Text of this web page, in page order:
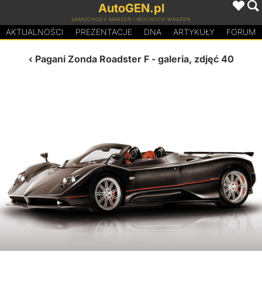
AutoGEN.pl
SAMOCHODY MARZEŃ I MOCNYCH WRAŻEŃ
AKTUALNOŚCI PREZENTACJE DNA ARTYKUŁY FORUM
Pagani Zonda Roadster F- galeria, zdjęć 40